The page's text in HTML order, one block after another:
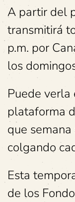
A partir del
transmitirá
p.m. por
los
Puede
plataforma
que
colgando
Esta
de los